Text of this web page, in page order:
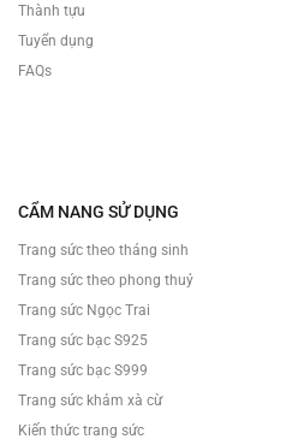
Thành tựu
Tuyển dụng
FAQs
CẨM NANG SỬ DỤNG
Trang sức theo tháng sinh
Trang sức theo phong thuỷ
Trang sức Ngọc Trai
Trang sức bạc S925
Trang sức bạc S999
Trang sức khảm xà cừ
Kiến thức trang sức